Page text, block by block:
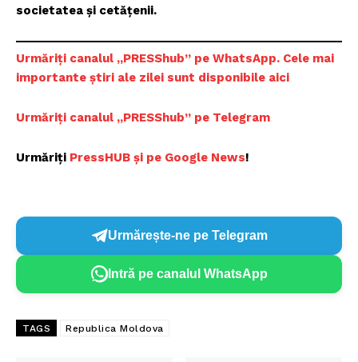
PRESShub
Despre noi / Echipa
Proiecte editoriale
Contact
societatea și cetățenii.
Urmăriți canalul „PRESShub” pe WhatsApp. Cele mai
importante știri ale zilei sunt disponibile aici
Urmăriți canalul „PRESShub” pe Telegram
Urmăriți PressHUB și pe Google News!
Urmărește-ne pe Telegram
Intră pe canalul WhatsApp
TAGS Republica Moldova